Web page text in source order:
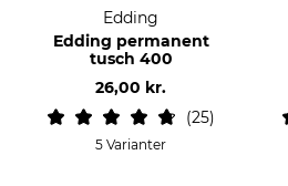
Edding
Edding permanent
tusch 400
26,00 kr.
25
5 Varianter